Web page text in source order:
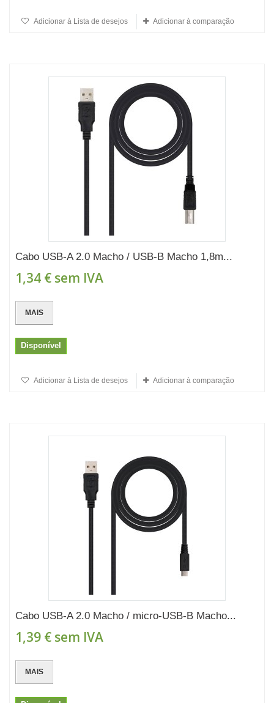
Adicionar à Lista de desejos Adicionar à comparação
Cabo USB-A 2.0 Macho / USB-B Macho 1,8m...
1,34 € sem IVA
MAIS
Disponível
Adicionar à Lista de desejos Adicionar à comparação
Cabo USB-A 2.0 Macho / micro-USB-B Macho...
1,39 € sem IVA
MAIS